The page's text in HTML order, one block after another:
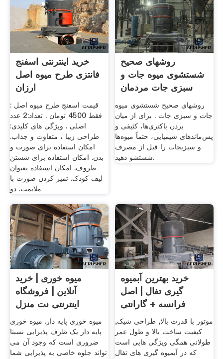
خرید اینترنتی اسفنج
فانتزی طرح میوه اصل
ارزان
قیمت اسفنج طرح میوه اصل :
فقط 4500 تومان . تعداد:2 عدد
اصلی . ویژگی های کلیدی:
طراحی زیبا ، متفاوت و جذاب.
امکان استفاده برای صورت و
بدن. امکان استفاده برای شستن
ظروف. امکان استفاده بعنوان
لیف کودک. تمیز کردن صورت با
ملایمت. دو
روشهای صحیح
شستشوی میوه جات و
سبزی جات مردمان
روشهای صحیح شستشوی میوه
جات و سبزی جات . برای از میان
بردن باکتری‌ها، کثیفی و
پس‌ماندهای شیمیایی، حتماً میوه‌ها
و سبزیجات را قبل از مصرف
شستشو دهید.
میوه خوری | خرید
آنلاین | فروشگاه
اینترنتی نت منزل
میوه خوری پایه دار. میوه خوری
پایه دار یک ظرف پذیرایی نسبتا
ضروری است که وجود آن می
تواند جلوه خاصی به پذیرایی شما
خرید بهترین آبمیوه
گیری تفال | اصل
فرانسه + گارانتی
موتور با قدرت بالا, طراحی شیک,
کیفیت ساخت بالا و طول عمر
طولانی همگی ویژگی هایی است
که در آبمیوه گیری های تفال